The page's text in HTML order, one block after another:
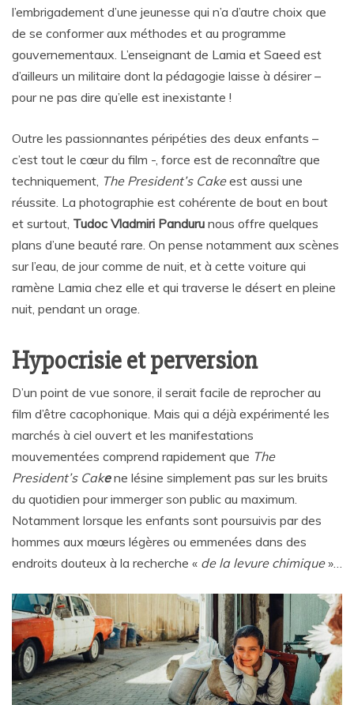
l’embrigadement d’une jeunesse qui n’a d’autre choix que
de se conformer aux méthodes et au programme
gouvernementaux. L’enseignant de Lamia et Saeed est
d’ailleurs un militaire dont la pédagogie laisse à désirer –
pour ne pas dire qu’elle est inexistante !
Outre les passionnantes péripéties des deux enfants –
c’est tout le cœur du film -, force est de reconnaître que
techniquement, The President’s Cakeest aussi une
réussite. La photographie est cohérente de bout en bout
et surtout, Tudoc Vladmiri Panduru nous offre quelques
plans d’une beauté rare. On pense notamment aux scènes
sur l’eau, de jour comme de nuit, et à cette voiture qui
ramène Lamia chez elle et qui traverse le désert en pleine
nuit, pendant un orage.
Hypocrisie et perversion
D’un point de vue sonore, il serait facile de reprocher au
film d’être cacophonique. Mais qui a déjà expérimenté les
marchés à ciel ouvert et les manifestations
mouvementées comprend rapidement que The
President’s Cakene lésine simplement pas sur les bruits
du quotidien pour immerger son public au maximum.
Notamment lorsque les enfants sont poursuivis par des
hommes aux mœurs légères ou emmenées dans des
endroits douteux à la recherche « de la levure chimique»…